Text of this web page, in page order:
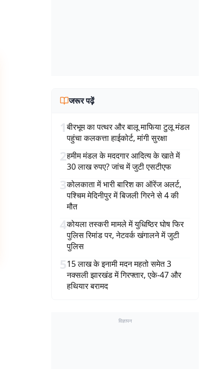
जरूर पढ़ें
1बीरभूम का पत्थर और बालू माफिया टुलू मंडल
पहुंचा कलकत्ता हाईकोर्ट, मांगी सुरक्षा
2हमीम मंडल के मददगार आदित्य के खाते में
30 लाख रुपए? जांच में जुटी एसटीएफ
3कोलकाता में भारी बारिश का ऑरेंज अलर्ट,
पश्चिम मेदिनीपुर में बिजली गिरने से 4 की
मौत
4कोयला तस्करी मामले में युधिष्ठिर घोष फिर
पुलिस रिमांड पर, नेटवर्क खंगालने में जुटी
पुलिस
515 लाख के इनामी मदन महतो समेत 3
नक्सली झारखंड में गिरफ्तार, एके-47 और
हथियार बरामद
विज्ञापन